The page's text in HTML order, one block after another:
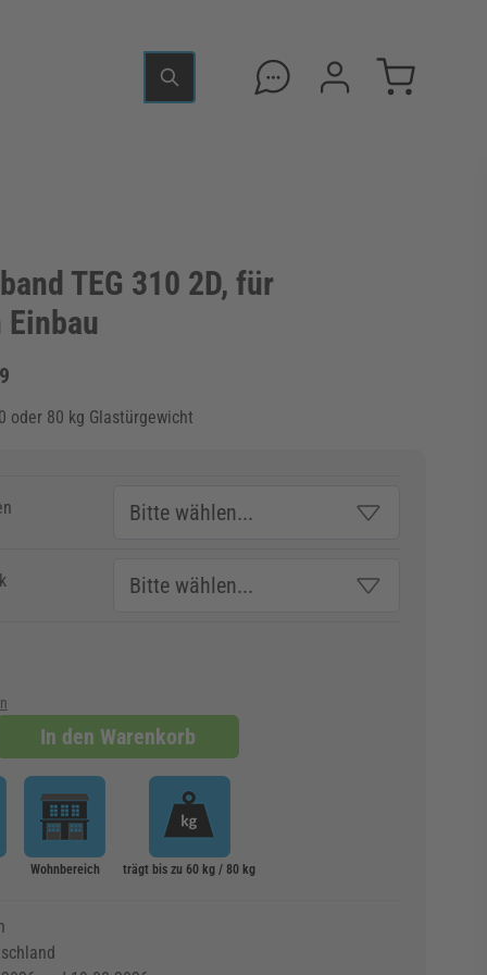
TEG 310 2D, für
oder 80 kg Glastürgewicht
In den Warenkorb
Wohnbereich trägt bis zu 60 kg / 80 kg